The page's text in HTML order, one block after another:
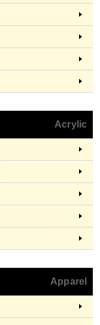
Acrylic
Apparel